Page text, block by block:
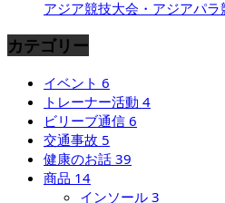
アジア競技大会・アジアパラ
カテゴリー
イベント 6
トレーナー活動 4
ビリーブ通信 6
交通事故 5
健康のお話 39
商品 14
インソール 3